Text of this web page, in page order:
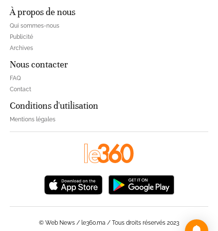
À propos de nous
Qui sommes-nous
Publicité
Archives
Nous contacter
FAQ
Contact
Conditions d'utilisation
Mentions légales
© Web News / le360.ma / Tous droits réservés 2023